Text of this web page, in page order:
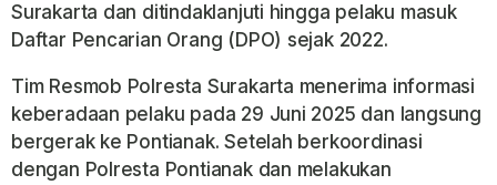
Surakarta dan ditindaklanjuti hingga pelaku masuk
Daftar Pencarian Orang (DPO) sejak 2022.
Tim Resmob Polresta Surakarta menerima informasi
keberadaan pelaku pada 29 Juni 2025 dan langsung
bergerak ke Pontianak. Setelah berkoordinasi
dengan Polresta Pontianak dan melakukan